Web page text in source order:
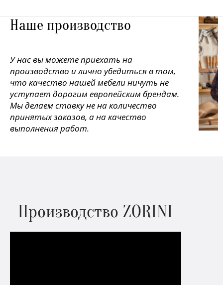
Наше производство
У нас вы можете приехать на
производство и лично убедиться в том,
что качество нашей мебели ничуть не
уступает дорогим европейским брендам.
Мы делаем ставку не на количество
принятых заказов, а на качество
выполнения работ.
Производство ZORINI